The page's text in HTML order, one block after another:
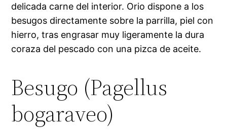
delicada carne del interior. Orio dispone a los
besugos directamente sobre la parrilla, piel con
hierro, tras engrasar muy ligeramente la dura
coraza del pescado con una pizca de aceite.
Besugo (Pagellus
bogaraveo)